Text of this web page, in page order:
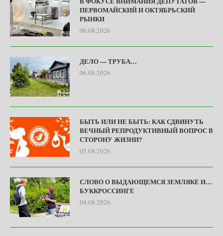
ПЕРВОМАЙСКИЙ И ОКТЯБРЬСКИЙ
РЫНКИ
06.08.2026
ДЕЛО — ТРУБА…
06.08.2026
БЫТЬ ИЛИ НЕ БЫТЬ: КАК СДВИНУТЬ
ВЕЧНЫЙ РЕПРОДУКТИВНЫЙ ВОПРОС В
СТОРОНУ ЖИЗНИ?
05.08.2026
СЛОВО О ВЫДАЮЩЕМСЯ ЗЕМЛЯКЕ И…
БУККРОССИНГЕ
04.08.2026